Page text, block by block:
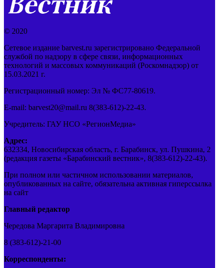
© 2020
Сетевое издание barvest.ru зарегистрировано Федеральной
службой по надзору в сфере связи, информационных
технологий и массовых коммуникаций (Роскомнадзор) от
15.03.2021 г.
Регистрационный номер: Эл № ФС77-80619.
E-mail: barvest20@mail.ru 8(383-612)-22-43.
Учредитель: ГАУ НСО «РегионМедиа»
Адрес:
632334, Новосибирская область, г. Барабинск, ул. Пушкина, 2
(редакция газеты «Барабинский вестник», 8(383-612)-22-43).
При полном или частичном использовании материалов,
опубликованных на сайте, обязательна активная гиперссылка
на сайт
Главный редактор
Чередова Маргарита Владимировна
8 (383-612)-21-00
Корреспонденты: